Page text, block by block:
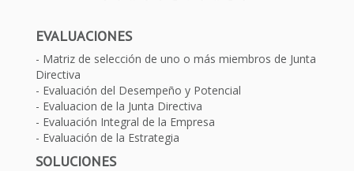
EVALUACIONES
Matriz de selección de uno o más miembros de Junta
Directiva
Evaluación del Desempeño y Potencial
Evaluacion de la Junta Directiva
Evaluación Integral de la Empresa
Evaluación de la Estrategia
SOLUCIONES